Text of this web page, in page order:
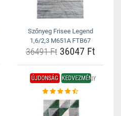
Szőnyeg Frisee Legend
1,6/2,3 M651A FTB67
36491 Ft36047 Ft
ÚJDONSÁG KEDVEZMÉNY